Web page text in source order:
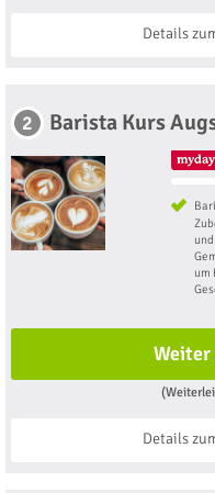
Details
2 Barista Kurs
um
Weiter
Details